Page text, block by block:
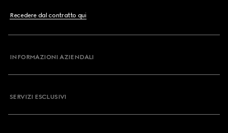
Recedere dal contratto qui
INFORMAZIONI AZIENDALI
SERVIZI ESCLUSIVI